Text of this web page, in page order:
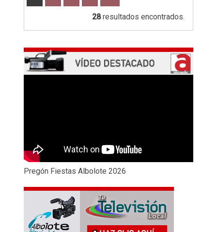
28resultados encontrados.
Pregón Fiestas Albolote 2026